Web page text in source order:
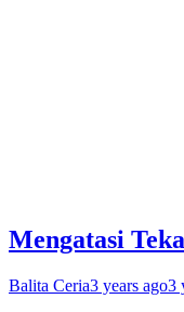
Mengatasi
Balita Ceria3 years ago3